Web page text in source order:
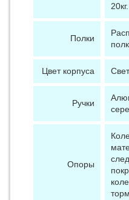
20кг.
Полки
Цвет корпуса
Ручки
Опоры